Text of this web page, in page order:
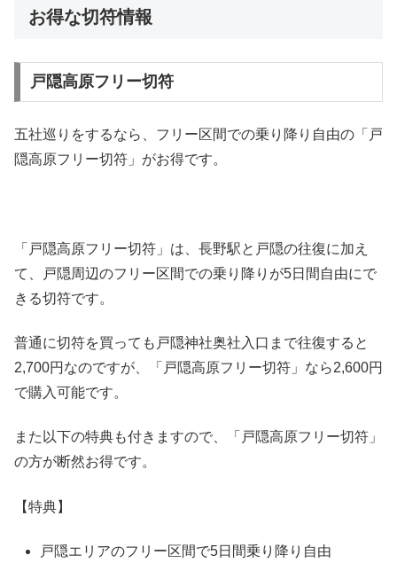
お得な切符情報
戸隠高原フリー切符
五社巡りをするなら、フリー区間での乗り降り自由の「戸
隠高原フリー切符」がお得です。
「戸隠高原フリー切符」は、長野駅と戸隠の往復に加え
て、戸隠周辺のフリー区間での乗り降りが5日間自由にで
きる切符です。
普通に切符を買っても戸隠神社奥社入口まで往復すると
2,700円なのですが、「戸隠高原フリー切符」なら2,600円
で購入可能です。
また以下の特典も付きますので、「戸隠高原フリー切符」
の方が断然お得です。
【特典】
戸隠エリアのフリー区間で5日間乗り降り自由